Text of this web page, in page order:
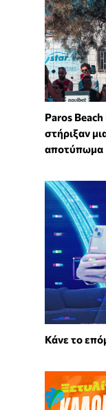
Paros
στήριξαν
αποτύπωμα
Κάνε το